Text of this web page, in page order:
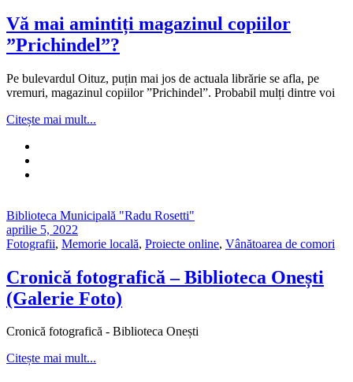
Vă mai amintiți magazinul copiilor
”Prichindel”?
Pe bulevardul Oituz, puțin mai jos de actuala librărie se afla, pe
vremuri, magazinul copiilor ”Prichindel”. Probabil mulți dintre voi
Citește mai mult...
Biblioteca Municipală "Radu Rosetti"
aprilie 5, 2022
Fotografii, Memorie locală, Proiecte online, Vânătoarea de comori
Cronică fotografică – Biblioteca Onești
(Galerie Foto)
Cronică fotografică - Biblioteca Onești
Citește mai mult...